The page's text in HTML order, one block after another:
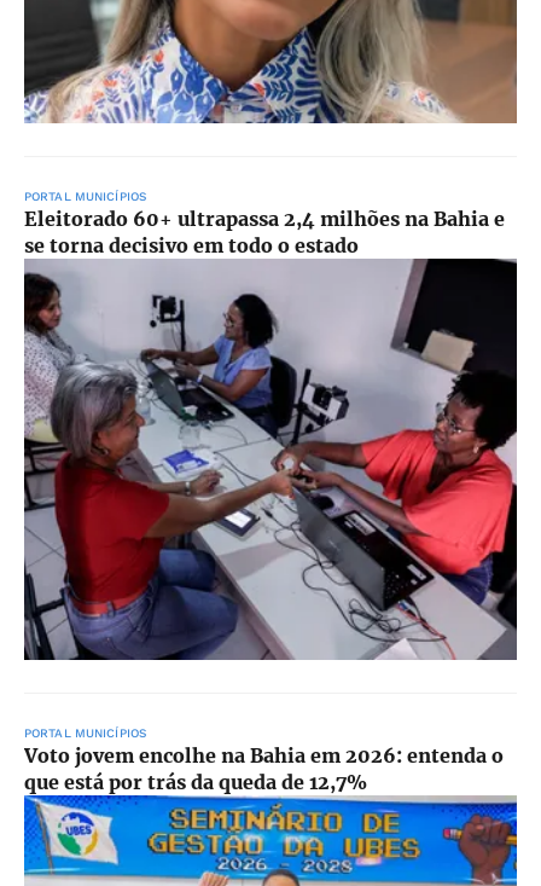
PORTAL MUNICÍPIOS
Eleitorado 60+ ultrapassa 2,4 milhões na Bahia e
se torna decisivo em todo o estado
PORTAL MUNICÍPIOS
Voto jovem encolhe na Bahia em 2026: entenda o
que está por trás da queda de 12,7%